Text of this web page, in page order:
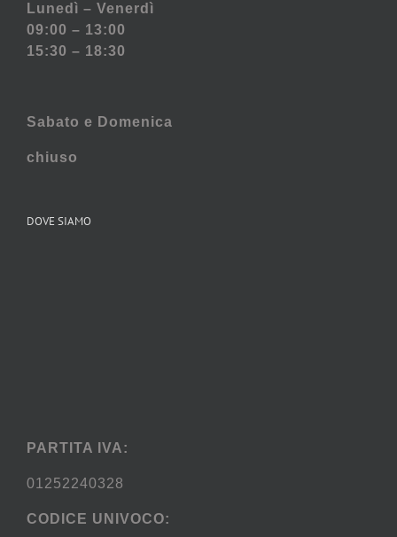
Lunedì – Venerdì
09:00 – 13:00
15:30 – 18:30
Sabato e Domenica
chiuso
DOVE SIAMO
PARTITA IVA:
01252240328
CODICE UNIVOCO: